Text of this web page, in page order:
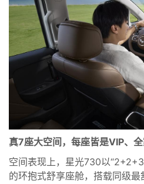
真7座大空间，每座皆是VIP、
空间表现上，星光730以
的环抱式舒享座舱，搭载同级